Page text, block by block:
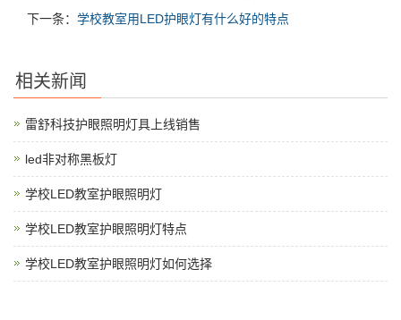
下一条： 学校教室用LED护眼灯有什么好的特点
相关新闻
雷舒科技护眼照明灯具上线销售
led非对称黑板灯
学校LED教室护眼照明灯
学校LED教室护眼照明灯特点
学校LED教室护眼照明灯如何选择